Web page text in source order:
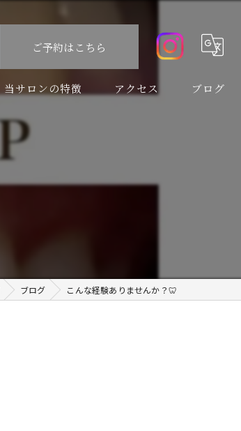
ご予約はこちら
当サロンの特徴
食事制限なし
アクセス ブログ
ブログ こんな経験ありませんか？🦷